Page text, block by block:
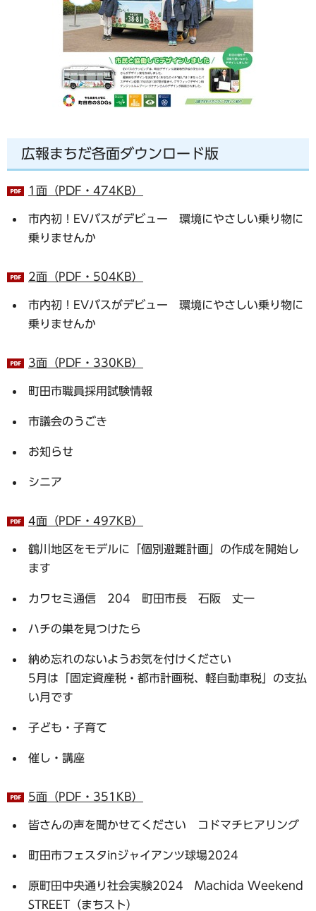
広報まちだ各面ダウンロード版
1面（PDF・474KB）
市内初！EVバスがデビュー 環境にやさしい乗り物に
乗りませんか
2面（PDF・504KB）
市内初！EVバスがデビュー 環境にやさしい乗り物に
乗りませんか
3面（PDF・330KB）
町田市職員採用試験情報
市議会のうごき
お知らせ
シニア
4面（PDF・497KB）
鶴川地区をモデルに「個別避難計画」の作成を開始し
ます
カワセミ通信 204 町田市長 石阪 丈一
ハチの巣を見つけたら
納め忘れのないようお気を付けください
5月は「固定資産税・都市計画税、軽自動車税」の支払
い月です
子ども・子育て
催し・講座
5面（PDF・351KB）
皆さんの声を聞かせてください コドマチヒアリング
町田市フェスタinジャイアンツ球場2024
原町田中央通り社会実験2024 Machida Weekend
STREET（まちスト）